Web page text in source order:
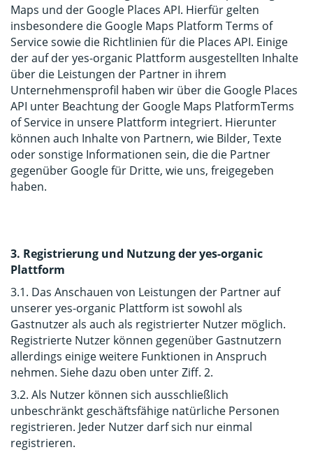
Maps und der Google Places API. Hierfür gelten
insbesondere die Google Maps Platform Terms of
Servicesowie die Richtlinien für die Places API. Einige
der auf der yes-organic Plattform ausgestellten Inhalte
über die Leistungen der Partner in ihrem
Unternehmensprofil haben wir über die Google Places
API unter Beachtung der Google Maps PlatformTerms
of Service in unsere Plattform integriert. Hierunter
können auch Inhalte von Partnern, wie Bilder, Texte
oder sonstige Informationen sein, die die Partner
gegenüber Google für Dritte, wie uns, freigegeben
haben.
3. Registrierung und Nutzung der yes-organic
Plattform
3.1. Das Anschauen von Leistungen der Partner auf
unserer yes-organic Plattform ist sowohl als
Gastnutzer als auch als registrierter Nutzer möglich.
Registrierte Nutzer können gegenüber Gastnutzern
allerdings einige weitere Funktionen in Anspruch
nehmen. Siehe dazu oben unter Ziff. 2.
3.2. Als Nutzer können sich ausschließlich
unbeschränkt geschäftsfähige natürliche Personen
registrieren. Jeder Nutzer darf sich nur einmal
registrieren.